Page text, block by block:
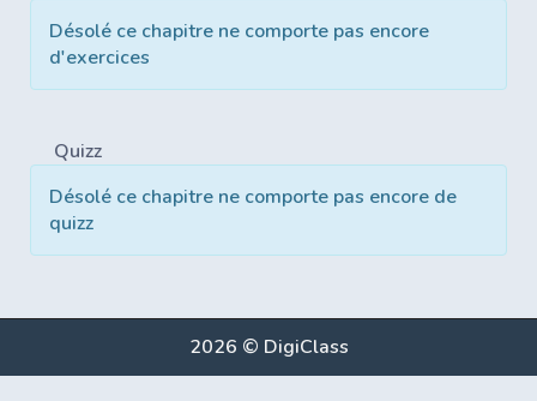
Désolé ce chapitre ne comporte pas encore
d'exercices
Quizz
Désolé ce chapitre ne comporte pas encore de
quizz
2026 © DigiClass